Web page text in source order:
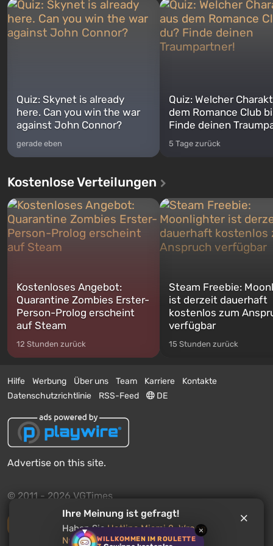
WILLKOMMEN IM ROULETTE
×
Quiz: Skynet is already
here. Can you win the war
against John Connor?
gerade eben
Quiz: Welcher
dem Romance Club
Finde deinen
5 Tage zurück
Kostenlose Verteilungen
Kostenloses Angebot:
Quarantine Zombies Erster-
Person-Prolog erscheint
auf Steam
12 Stunden zurück
Steam Freebie:
ist derzeit dauerhaft
kostenlos zum
verfügbar
15 Stunden zurück
Hilfe Werbung Über uns Team Karriere
Kontakte
Datenschutzrichtlinie
RSS-Feed DE
Advertise on this site.
© 2011 - 2026 VGTimes
Vollständige Version
Ihre Meinung ist gefragt!
Haben SieHotline Miami 2: Wrong
Numbergespielt? Empfehlen Sie